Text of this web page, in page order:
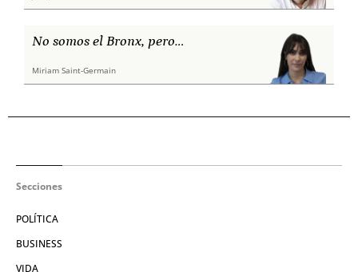
No somos el Bronx, pero…
Miriam Saint-Germain
Secciones
POLÍTICA
BUSINESS
VIDA